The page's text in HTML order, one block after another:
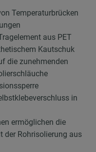
Temperaturbrücken
aus PET
Kautschuk
die zunehmenden
in
ermöglichen die
der Rohrisolierung aus